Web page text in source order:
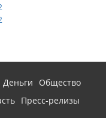
Деньги
Общество
Пресс-релизы